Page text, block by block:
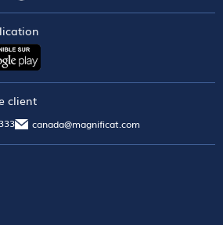
client
canada@magnificat.com